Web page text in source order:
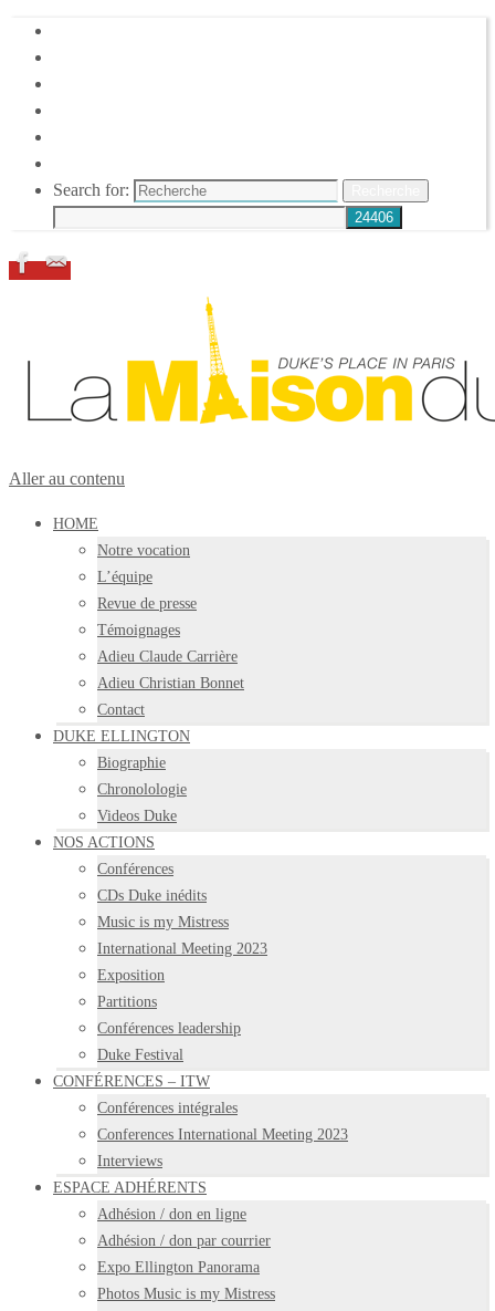
Search for:
Aller au contenu
HOME
Notre vocation
L’équipe
Revue de presse
Témoignages
Adieu Claude Carrière
Adieu Christian Bonnet
Contact
DUKE ELLINGTON
Biographie
Chronolologie
Videos Duke
NOS ACTIONS
Conférences
CDs Duke inédits
Music is my Mistress
International Meeting 2023
Exposition
Partitions
Conférences leadership
Duke Festival
CONFÉRENCES – ITW
Conférences intégrales
Conferences International Meeting 2023
Interviews
ESPACE ADHÉRENTS
Adhésion / don en ligne
Adhésion / don par courrier
Expo Ellington Panorama
Photos Music is my Mistress